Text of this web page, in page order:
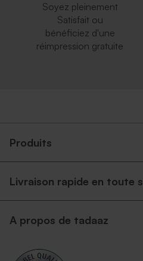
Soyez pleinement
Satisfait ou
bénéficiez d'une
réimpression gratuite
Produits
Livraison rapide en toute
A propos de tadaaz